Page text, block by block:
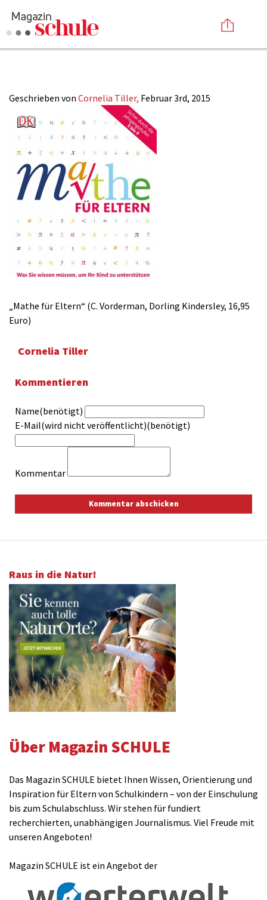
Online-Magazin
Newsletter
Mediadaten
Kontakt
Impressum
Kommentieren
Abonnieren
Anmelden
Geschrieben von Cornelia Tiller, Februar 3rd, 2015
„Mathe für Eltern“ (C. Vorderman, Dorling Kindersley, 16,95
Euro)
Cornelia Tiller
Kommentieren
Name(benötigt)
E-Mail(wird nicht veröffentlicht)(benötigt)
Kommentar
Raus in die Natur!
Über Magazin SCHULE
Das Magazin SCHULE bietet Ihnen Wissen, Orientierung und
Inspiration für Eltern von Schulkindern – von der Einschulung
bis zum Schulabschluss. Wir stehen für fundiert
recherchierten, unabhängigen Journalismus. Viel Freude mit
unseren Angeboten!
Magazin SCHULE ist ein Angebot der